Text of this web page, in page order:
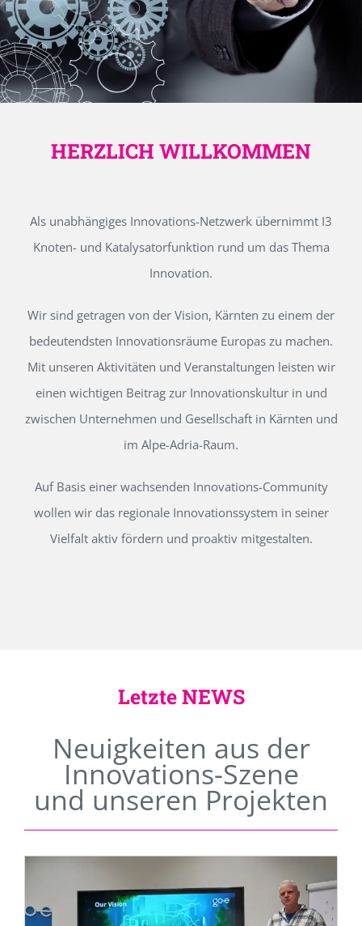
HERZLICH WILLKOMMEN
Als unabhängiges Innovations-Netzwerk übernimmt I3
Knoten- und Katalysatorfunktion rund um das Thema
Innovation.
Wir sind getragen von der Vision, Kärnten zu einem der
bedeutendsten Innovationsräume Europas zu machen.
Mit unseren Aktivitäten und Veranstaltungen leisten wir
einen wichtigen Beitrag zur Innovationskultur in und
zwischen Unternehmen und Gesellschaft in Kärnten und
im Alpe-Adria-Raum.
Auf Basis einer wachsenden Innovations-Community
wollen wir das regionale Innovationssystem in seiner
Vielfalt aktiv fördern und proaktiv mitgestalten.
Letzte NEWS
Neuigkeiten aus der
Innovations-Szene
und unseren Projekten